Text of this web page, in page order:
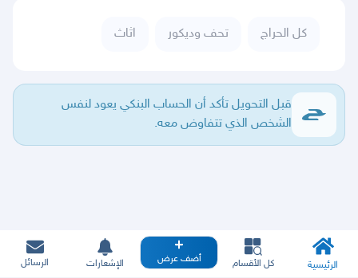
كل الحراج تحف وديكور اثاث
قبل التحويل تأكد أن الحساب البنكي يعود لنفس
الشخص الذي تتفاوض معه.
الرئيسية كل الأقسام أضف عرض الإشعارات الرسائل